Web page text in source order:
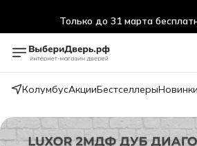
Только до 31 марта
КолумбусАкцииБестселлерыНовинки